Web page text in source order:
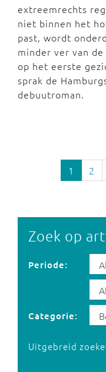
extreemrechts
niet binnen het
past, wordt
minder ver van
op het eerste
sprak de
debuutroman.
1 2
Zoek op
Periode:
Categorie:
Uitgebreid